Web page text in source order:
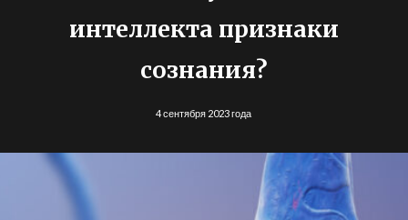
интеллекта признаки
сознания?
4 сентября 2023 года